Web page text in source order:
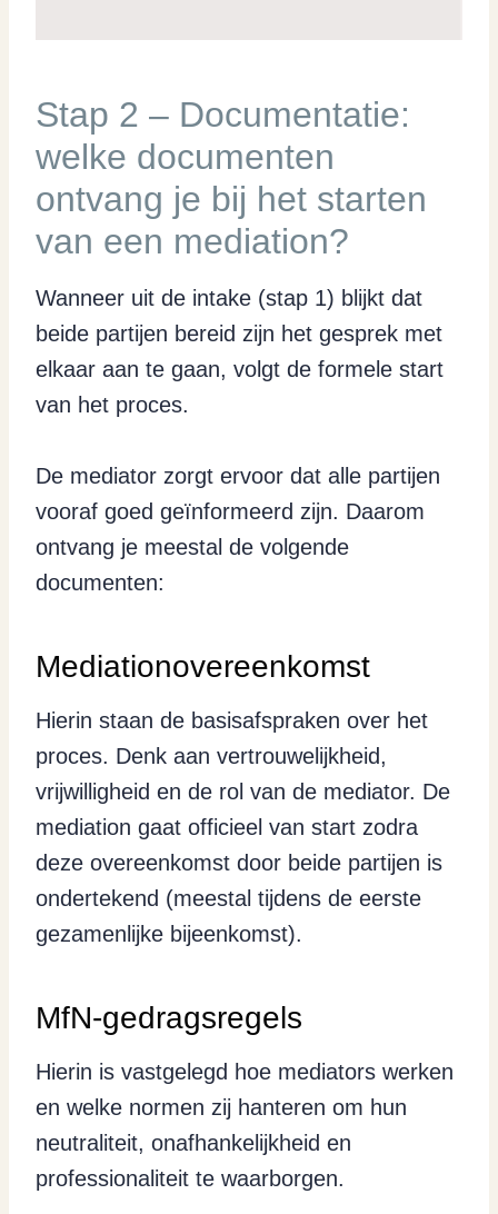
Stap 2 – Documentatie:
welke documenten
ontvang je bij het starten
van een mediation?
Wanneer uit de intake (stap 1) blijkt dat
beide partijen bereid zijn het gesprek met
elkaar aan te gaan, volgt de formele start
van het proces.
De mediator zorgt ervoor dat alle partijen
vooraf goed geïnformeerd zijn. Daarom
ontvang je meestal de volgende
documenten:
Mediationovereenkomst
Hierin staan de basisafspraken over het
proces. Denk aan vertrouwelijkheid,
vrijwilligheid en de rol van de mediator. De
mediation gaat officieel van start zodra
deze overeenkomst door beide partijen is
ondertekend (meestal tijdens de eerste
gezamenlijke bijeenkomst).
MfN-gedragsregels
Hierin is vastgelegd hoe mediators werken
en welke normen zij hanteren om hun
neutraliteit, onafhankelijkheid en
professionaliteit te waarborgen.